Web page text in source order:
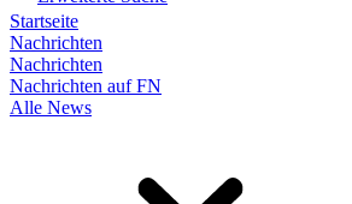
Startseite
Nachrichten
Nachrichten
Nachrichten auf FN
Alle News